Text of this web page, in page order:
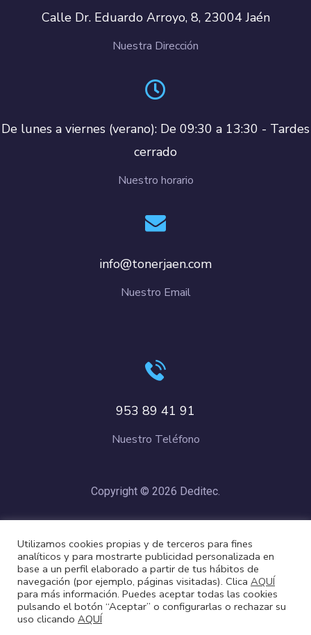
Calle Dr. Eduardo Arroyo, 8, 23004 Jaén
Nuestra Dirección
De lunes a viernes (verano): De 09:30 a 13:30 - Tardes
cerrado
Nuestro horario
info@tonerjaen.com
Nuestro Email
953 89 41 91
Nuestro Teléfono
Copyright © 2026 Deditec.
Cookies
Utilizamos cookies propias y de terceros para fines
analíticos y para mostrarte publicidad personalizada en
base a un perfil elaborado a partir de tus hábitos de
navegación (por ejemplo, páginas visitadas). Clica AQUÍ
para más información. Puedes aceptar todas las cookies
pulsando el botón “Aceptar” o configurarlas o rechazar su
uso clicando AQUÍ